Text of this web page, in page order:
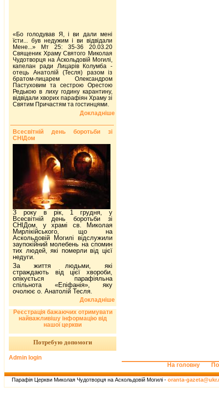
«Бо голодував Я, і ви дали мені
їсти... був недужим і ви відвідали
Мене...» Мт 25: 35-36 20.03.20
Священик Храму Святого Миколая
Чудотворця на Аскольдовій Могилі,
капелан ради Лицарів Колумба -
отець Анатолій (Тесля) разом із
братом-лицарем Олександром
Пастуховим та сестрою Орестою
Редькою в лиху годину карантину,
відвідали хворих парафіян Храму зі
Святим Причастям та гостинцями.
Докладніше
Всесвітній день боротьби зі
СНІДом
З року в рік, 1 грудня, у
Всесвітній день боротьби зі
СНІДом, у храмі св. Миколая
Мирлікійського, що на
Аскольдовій Могилі відслужили
заупокійний молебень на спомин
тих людей, які померли від цієї
недуги.
За життя людьми, які
страждають від цієї хвороби,
опікується парафіяльна
спільнота «Епіфанія», яку
очолює о. Анатолій Тесля.
Докладніше
Реєстрація бажаючих отримувати
найважливішу інформацію від
нашої церкви
Потребую допомоги
Admin login
На головну
Парафія Церкви Миколая Чудотворця на Аскольдовій Могилі - oranta-